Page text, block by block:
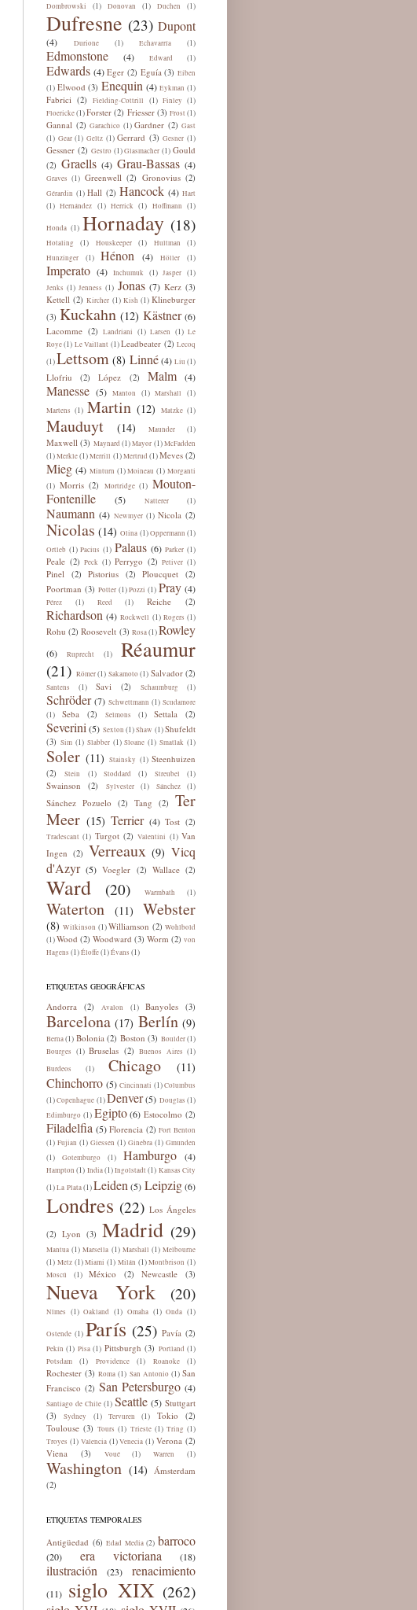
Dombrowski (1) Donovan (1) Duchen (1)
Dufresne (23) Dupont
(4) Durione (1) Echavarría (1)
Edmonstone (4) Edward (1)
Edwards (4) Eger (2) Eguía (3) Eiben
(1) Elwood (3) Enequin (4) Eykman (1)
Fabrici (2) Fielding-Cottrill (1) Finley (1)
Floericke(1)Forster (2) Friesser (3) Frost (1)
Gannal (2) Garachico (1) Gardner (2) Gast
(1) Gear (1) Geltz (1) Gerrard (3) Gesner (1)
Gessner (2) Gestro (1) Glasmacher (1) Gould
(2) Graells (4) Grau-Bassas (4)
Graves (1) Greenwell (2) Gronovius (2)
Gérardin (1) Hall (2) Hancock (4) Hart
(1) Hernández (1) Herrick (1) Hoffmann (1)
Honda (1) Hornaday (18)
Hotaling (1) Houskeeper (1) Hultman (1)
Hunzinger (1) Hénon (4) Höller (1)
Imperato (4) Inchumuk (1) Jasper (1)
Jenks (1) Jenness (1) Jonas (7) Kerz (3)
Kettell (2) Kircher (1) Kish (1) Klineburger
(3) Kuckahn (12) Kästner (6)
Lacomme (2) Landriani (1) Larsen (1) Le
Roye (1) Le Vaillant (1)Leadbeater (2) Lecoq
(1)Lettsom (8) Linné (4) Liu (1)
Llofriu (2) López (2) Malm (4)
Manesse (5) Manton (1) Marshall (1)
Martens (1) Martin (12) Matzke (1)
Mauduyt (14) Maunder (1)
Maxwell (3) Maynard (1)Mayor (1)McFadden
(1)Merkle(1)Merrill (1) Mertrud (1)Meves (2)
Mieg (4) Minturn (1) Moineau (1) Morganti
(1) Morris (2) Mortridge (1) Mouton-
Fontenille
(5) Natterer (1)
Naumann (4) Newmyer (1) Nicola (2)
Nicolas (14) Olina (1)Oppermann (1)
Ortleb (1) Pacius (1) Palaus (6) Parker (1)
Peale (2) Peck (1) Perrygo (2) Petiver (1)
Pinel (2) Pistorius (2) Ploucquet (2)
Poortman (3) Potter (1) Pozzi (1) Pray (4)
Pérez (1) Reed (1) Reiche (2)
Richardson (4) Rockwell (1) Rogers (1)
Rohu (2) Roosevelt (3) Rosa(1)Rowley
(6) Ruprecht (1) Réaumur
(21) Römer (1) Sakamoto (1) Salvador (2)
Santens (1) Savi (2) Schaumburg (1)
Schröder (7) Schwettmann (1) Scudamore
(1) Seba (2) Selmons (1) Settala (2)
Severini (5) Sexton (1)Shaw (1)Shufeldt
(3) Sim (1) Slabber (1) Sloane (1) Smatlak (1)
Soler (11) Stainsky (1) Steenhuizen
(2) Stein (1) Stoddard (1) Streubel (1)
Swainson (2) Sylvester (1) Sánchez (1)
Sánchez Pozuelo (2) Tang (2)
Ter
Meer (15) Terrier (4) Tost (2)
Tradescant (1) Turgot (2) Valentini (1) Van
Ingen (2) Verreaux (9) Vicq
d'Azyr (5) Voegler (2) Wallace (2)
Ward (20) Warmbath (1)
Waterton (11) Webster
(8) Wilkinson (1)Williamson (2) Wohlbold
(1)Wood (2) Woodward (3) Worm (2) von
Hagens (1)Éloffe(1)Évans (1)
ETIQUETAS GEOGRÁFICAS
Andorra (2) Avalon (1) Banyoles (3)
Barcelona (17) Berlín (9)
Berna (1) Bolonia (2) Boston (3) Boulder (1)
Bourges (1) Bruselas (2) Buenos Aires (1)
Burdeos (1) Chicago (11)
Chinchorro (5) Cincinnati (1) Columbus
(1)Copenhague (1)Denver (5) Douglas (1)
Edimburgo (1) Egipto (6) Estocolmo (2)
Filadelfia (5) Florencia (2) Fort Benton
(1) Fujian (1) Giessen (1) Ginebra (1) Gmunden
(1) Gotemburgo (1) Hamburgo (4)
Hampton (1) India (1)Ingolstadt (1) Kansas City
(1)La Plata (1)Leiden (5) Leipzig (6)
Londres (22) Los Ángeles
(2) Lyon (3) Madrid (29)
Mantua (1) Marsella (1) Marshall (1) Melbourne
(1) Metz (1) Miami (1) Milán (1) Montbrison (1)
Moscú (1) México (2) Newcastle (3)
Nueva York (20)
Nîmes (1) Oakland (1) Omaha (1) Onda (1)
Ostende (1) París (25) Pavía (2)
Pekín (1) Pisa (1) Pittsburgh (3) Portland (1)
Potsdam (1) Providence (1) Roanoke (1)
Rochester (3) Roma (1) San Antonio (1) San
Francisco (2) San Petersburgo (4)
Santiago de Chile (1) Seattle (5) Stuttgart
(3) Sydney (1) Tervuren (1) Tokio (2)
Toulouse (3) Tours (1) Trieste (1) Tring (1)
Troyes (1) Valencia (1) Venecia (1) Verona (2)
Viena (3) Voué (1) Warren (1)
Washington (14) Ámsterdam
(2)
ETIQUETAS TEMPORALES
Antigüedad (6) Edad Media (2) barroco
(20) era victoriana (18)
ilustración (23) renacimiento
(11) siglo XIX (262)